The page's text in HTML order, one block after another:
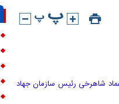
شاهرخی رئیس سازمان جهاد